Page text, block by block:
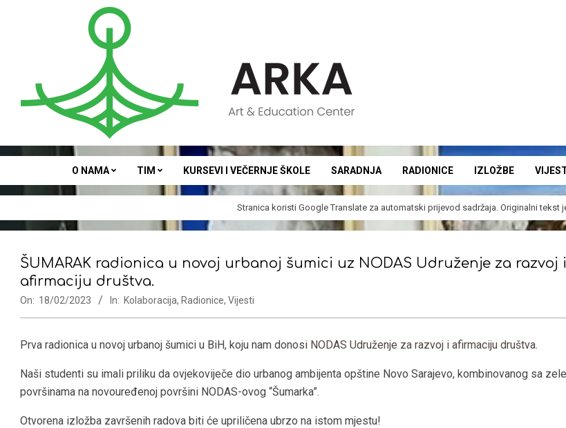
ARKA
Secondary
Navigation
Menu
O NAMA TIM KURSEVI I VEČERNJE ŠKOLE SARADNJA RADIONICE IZLOŽBE
Stranica koristi Google Translateza automatski prijevod sadržaja. Originalni tekst
ŠUMARAK radionica u novoj urbanoj šumici uz NODAS Udruženje za razvoj i
afirmaciju društva.
On: 18/02/2023 In: Kolaboracija, Radionice, Vijesti
Prva radionica u novoj urbanoj šumici u BiH, koju nam donosi NODAS Udruženje za razvoj i afirmaciju društva.
Naši studenti su imali priliku da ovjekoviječe dio urbanog ambijenta opštine Novo Sarajevo, kombinovanog sa
površinama na novouređenoj površini NODAS-ovog “Šumarka”.
Otvorena izložba završenih radova biti će upriličena ubrzo na istom mjestu!